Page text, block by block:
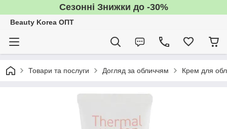
Сезонні Знижки до -30%
Beauty Korea ОПТ
Товари та послуги Догляд за обличчям Крем для